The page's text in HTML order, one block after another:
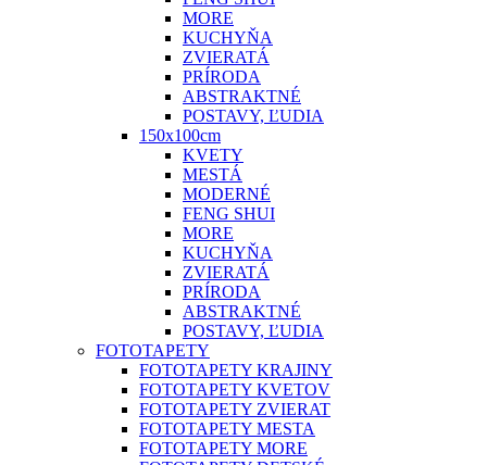
MORE
KUCHYŇA
ZVIERATÁ
PRÍRODA
ABSTRAKTNÉ
POSTAVY, ĽUDIA
150x100cm
KVETY
MESTÁ
MODERNÉ
FENG SHUI
MORE
KUCHYŇA
ZVIERATÁ
PRÍRODA
ABSTRAKTNÉ
POSTAVY, ĽUDIA
FOTOTAPETY
FOTOTAPETY KRAJINY
FOTOTAPETY KVETOV
FOTOTAPETY ZVIERAT
FOTOTAPETY MESTA
FOTOTAPETY MORE